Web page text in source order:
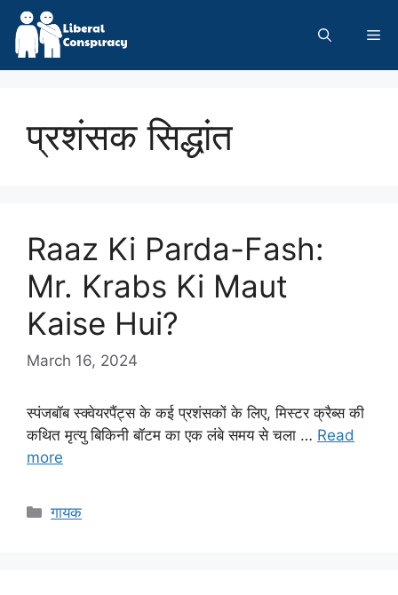
Skip
content
प्रशंसक सिद्धांत
Raaz Ki Parda-Fash:
Mr. Krabs Ki Maut
Kaise Hui?
March 16, 2024
स्पंजबॉब स्क्वेयरपैंट्स के कई प्रशंसकों के लिए, मिस्टर क्रैब्स की
कथित मृत्यु बिकिनी बॉटम का एक लंबे समय से चला … Read
more
Categories
गायक